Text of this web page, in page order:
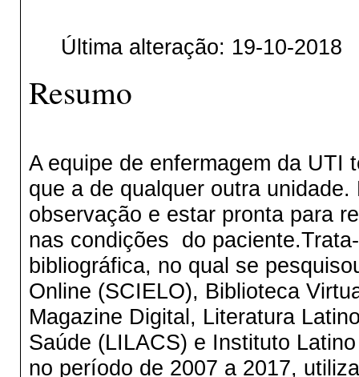
Última alteração: 19-10-2018
Resumo
A equipe de enfermagem da UTI
que a de qualquer outra
observação e estar pronta para
nas condições do
bibliográfica, no qual se
Online (SCIELO), Biblioteca
Magazine Digital, Literatura
Saúde (LILACS) e Instituto
no período de 2007 a 2017,